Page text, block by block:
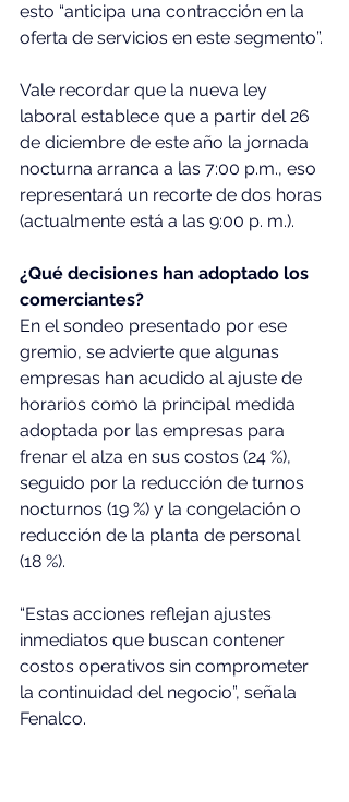
esto “anticipa una contracción en la
oferta de servicios en este segmento”.
Vale recordar que la nueva ley
laboral establece que a partir del 26
de diciembre de este año la jornada
nocturna arranca a las 7:00 p.m., eso
representará un recorte de dos horas
(actualmente está a las 9:00 p. m.).
¿Qué decisiones han adoptado los
comerciantes?
En el sondeo presentado por ese
gremio, se advierte que algunas
empresas han acudido al ajuste de
horarios como la principal medida
adoptada por las empresas para
frenar el alza en sus costos (24 %),
seguido por la reducción de turnos
nocturnos (19 %) y la congelación o
reducción de la planta de personal
(18 %).
“Estas acciones reflejan ajustes
inmediatos que buscan contener
costos operativos sin comprometer
la continuidad del negocio”, señala
Fenalco.